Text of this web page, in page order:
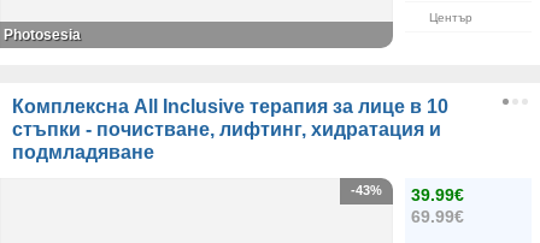
Център
Photosesia
Комплексна All Inclusive терапия за лице в 10
стъпки - почистване, лифтинг, хидратация и
подмладяване
39.99€
69.99€
-43%